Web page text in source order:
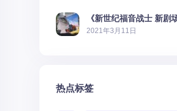
《新世纪福音战士 新剧
2021年3月11日
热点标签